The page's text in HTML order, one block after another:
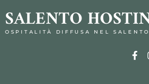
SALENTO
OSPITALITÀ DIFFUSA NEL SALENTO